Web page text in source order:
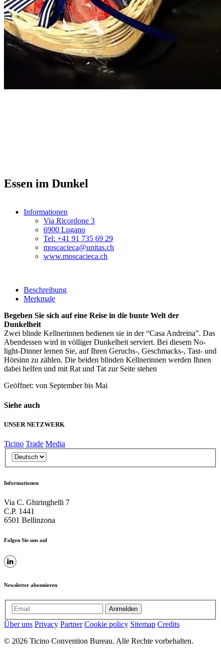
Essen im Dunkel
Informationen
Via Ricordone 3
6900 Lugano
Tel: +41 91 735 69 29
moscacieca@unitas.ch
www.moscacieca.ch
Beschreibung
Merkmale
Begeben Sie sich auf eine Reise in die bunte Welt der
Dunkelheit
Zwei blinde Kellnerinnen bedienen sie in der “Casa Andreina”. Das
Abendessen wird in völliger Dunkelheit serviert. Bei diesem No-
light-Dinner lernen Sie, auf Ihren Geruchs-, Geschmacks-, Tast- und
Hörsinn zu zählen. Die beiden blinden Kellnerinnen werden Ihnen
dabei helfen und mit Rat und Tat zur Seite stehen
Geöffnet: von September bis Mai
Siehe auch
UNSER NETZWERK
Ticino Trade Media
Informationen
Via C. Ghiringhelli 7
C.P. 1441
6501 Bellinzona
Folgen Sie uns auf
Newsletter abonnieren
Anmelden
Über uns Privacy Partner Cookie policy Sitemap Credits
© 2026 Ticino Convention Bureau. Alle Rechte vorbehalten.